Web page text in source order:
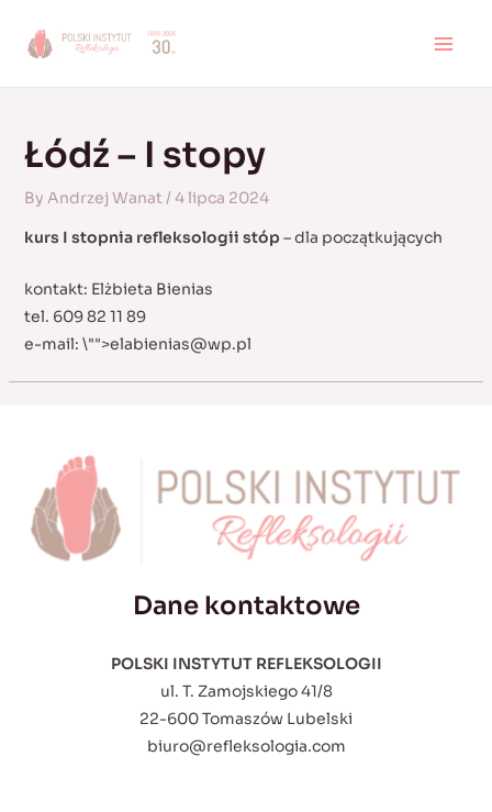
Łódź – I stopy
By Andrzej Wanat/4 lipca 2024
kurs I stopnia refleksologii stóp– dla początkujących
kontakt: Elżbieta Bienias
tel. 609 82 11 89
e-mail: \"">elabienias@wp.pl
Dane kontaktowe
POLSKI INSTYTUT REFLEKSOLOGII
ul. T. Zamojskiego 41/8
22-600 Tomaszów Lubelski
biuro@refleksologia.com